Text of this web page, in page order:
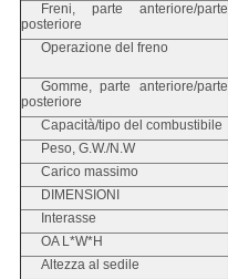
Freni, parte anteriore/parte
posteriore
Operazione del freno
Gomme, parte anteriore/parte
posteriore
Capacità/tipo del combustibile
Peso, G.W./N.W
Carico massimo
DIMENSIONI
Interasse
OA L*W*H
Altezza al sedile